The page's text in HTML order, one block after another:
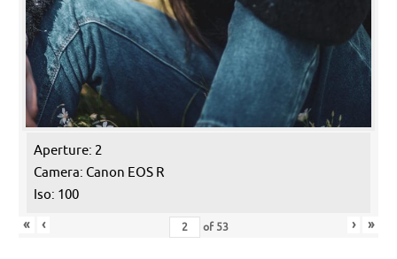
Aperture: 2
Camera: Canon EOS R
Iso: 100
«
‹ of 53 › »